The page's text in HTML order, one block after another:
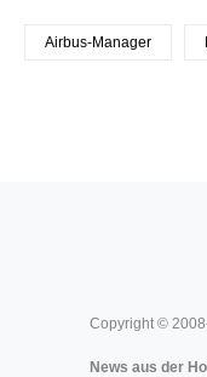
Airbus-Manager
Copyright ©
News aus der